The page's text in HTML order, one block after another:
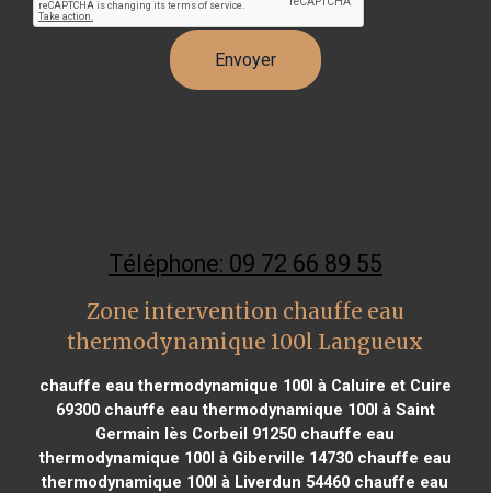
Téléphone: 09 72 66 89 55
Zone intervention chauffe eau
thermodynamique 100l Langueux
chauffe eau thermodynamique 100l à Caluire et Cuire
69300chauffe eau thermodynamique 100l à Saint
Germain lès Corbeil 91250 chauffe eau
thermodynamique 100l à Giberville 14730chauffe eau
thermodynamique 100l à Liverdun 54460 chauffe eau